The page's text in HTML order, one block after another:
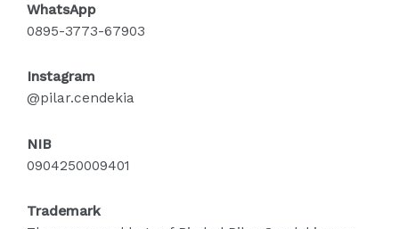
WhatsApp
0895-3773-67903
Instagram
@pilar.cendekia
NIB
0904250009401
Trademark